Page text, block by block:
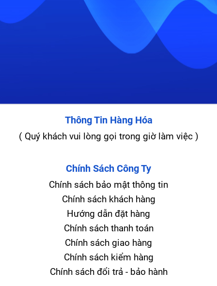
Thông Tin Hàng Hóa
( Quý khách vui lòng gọi trong giờ làm việc )
Chính Sách Công Ty
Chính sách bảo mật thông tin
Chính sách khách hàng
Hướng dẫn đặt hàng
Chính sách thanh toán
Chính sách giao hàng
Chính sách kiểm hàng
Chính sách đổi trả - bảo hành